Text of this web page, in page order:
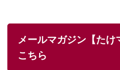
メールマガジン【たけ
こちら